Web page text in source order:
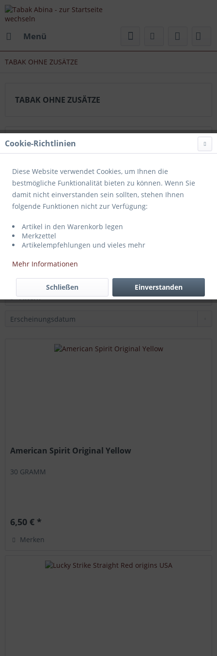
Menü
TABAK OHNE ZUSÄTZE
TABAK OHNE ZUSÄTZE
Topseller
Filtern
American Spirit Original Yellow
30 GRAMM
6,50 € *
Merken
Cookie-Richtlinien
Diese Website verwendet Cookies, um Ihnen die
bestmögliche Funktionalität bieten zu können. Wenn Sie
damit nicht einverstanden sein sollten, stehen Ihnen
folgende Funktionen nicht zur Verfügung:
Artikel in den Warenkorb legen
Merkzettel
Artikelempfehlungen und vieles mehr
Mehr Informationen
Einverstanden
Schließen